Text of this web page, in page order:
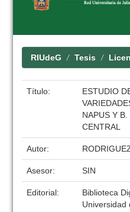
RIUdeG Tesis
Título:
ESTUDIO
NAPUS Y
CENTRAL
Autor:
Asesor: SIN
Editorial:
Biblioteca
Universidad